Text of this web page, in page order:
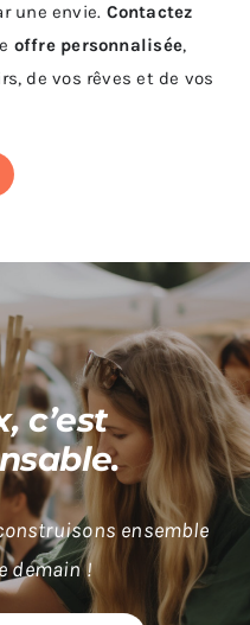
une envie. Contactez
offre personnalisée,
de vos rêves et de vos
c’est
ensemble
demain !